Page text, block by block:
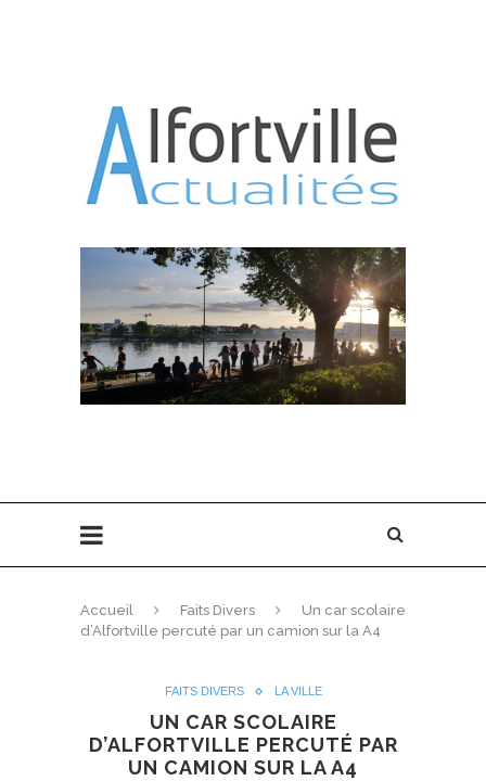
Accueil Faits Divers
Un car scolaire
d’Alfortville percuté par un camion sur la A4
FAITS DIVERS LA VILLE
UN CAR SCOLAIRE
D’ALFORTVILLE PERCUTÉ PAR
UN CAMION SUR LA A4